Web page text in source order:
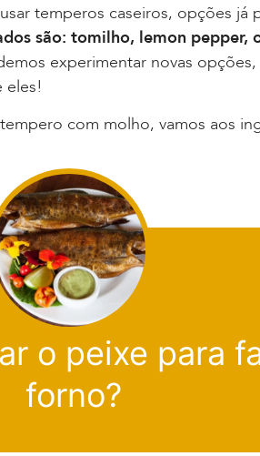
temperos caseiros, opções já
são: tomilho, lemon pepper,
experimentar novas opções,
eles!
com molho, vamos aos
o peixe para
forno?